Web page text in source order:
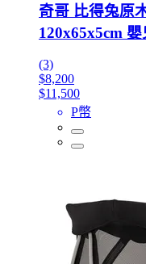
奇哥 比得兔原
120x65x5cm
(3)
$8,200
$11,500
P幣